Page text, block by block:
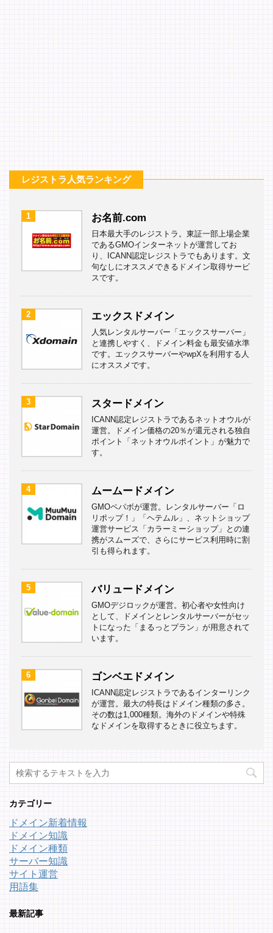
レジストラ人気ランキング
1 お名前.com
日本最大手のレジストラ。東証一部上場企業
であるGMOインターネットが運営してお
り、ICANN認定レジストラでもあります。文
句なしにオススメできるドメイン取得サービ
スです。
2 エックスドメイン
人気レンタルサーバー「エックスサーバー」
と連携しやすく、ドメイン料金も最安値水準
です。エックスサーバーやwpXを利用する人
にオススメです。
3 スタードメイン
ICANN認定レジストラであるネットオウルが
運営。ドメイン価格の20％が還元される独自
ポイント「ネットオウルポイント」が魅力で
す。
4 ムームードメイン
GMOペパボが運営。レンタルサーバー「ロ
リポップ！」「ヘテムル」、ネットショップ
運営サービス「カラーミーショップ」との連
携がスムーズで、さらにサービス利用時に割
引も得られます。
5 バリュードメイン
GMOデジロックが運営。初心者や女性向け
として、ドメインとレンタルサーバーがセッ
トになった「まるっとプラン」が用意されて
います。
6 ゴンベエドメイン
ICANN認定レジストラであるインターリンク
が運営。最大の特長はドメイン種類の多さ。
その数は1,000種類。海外のドメインや特殊
なドメインを取得するときに役立ちます。
カテゴリー
ドメイン新着情報
ドメイン知識
ドメイン種類
サーバー知識
サイト運営
用語集
最新記事